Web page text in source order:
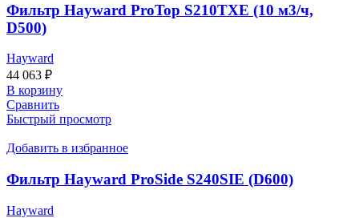
Фильтр Hayward ProTop S210TХЕ (10 м3/ч,
D500)
Hayward
44 063 ₽
В корзину
Сравнить
Быстрый просмотр
Добавить в избранное
Фильтр Hayward ProSide S240SIE (D600)
Hayward